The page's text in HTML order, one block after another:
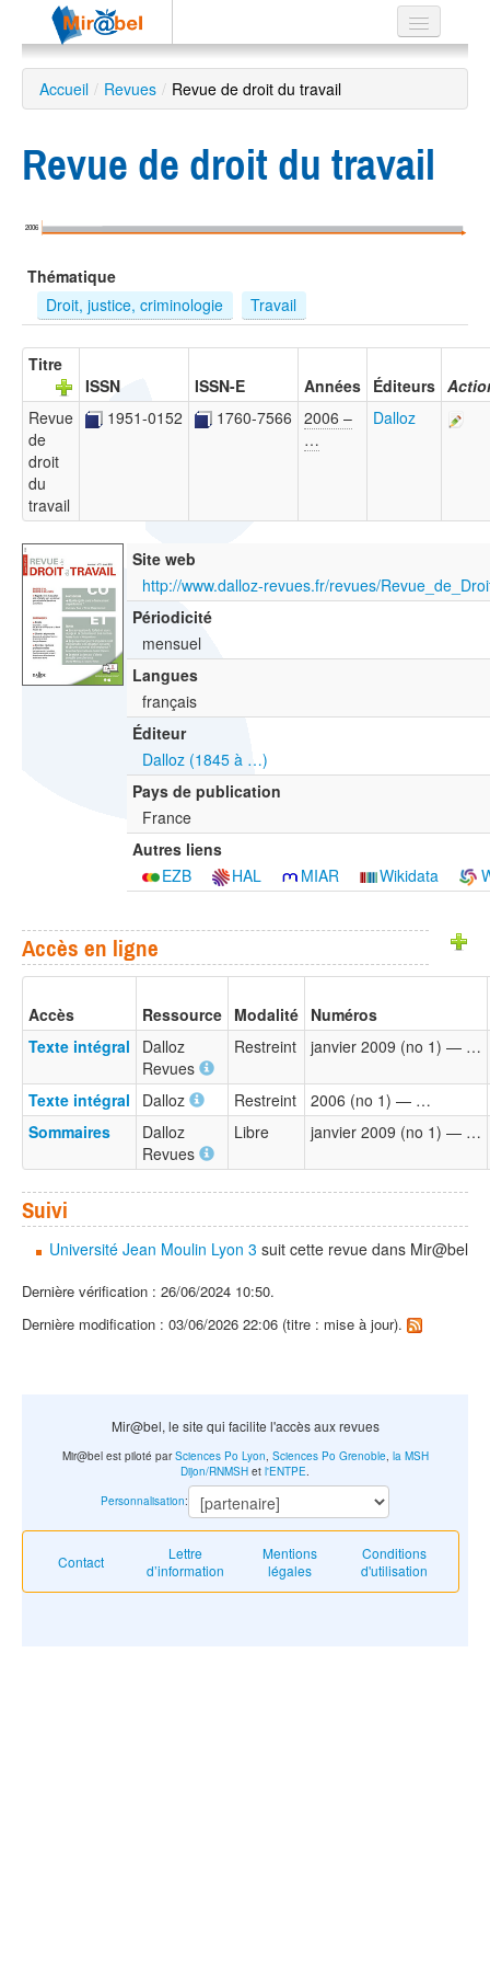
Le réseau
Soutien
Recherche
avancée
EN
ES
?
Accueil / Revues / Revue de droit du travail
Revue de droit du travail
2006
Thématique
Droit, justice, criminologie
Travail
Titre
ISSN
ISSN-E Années Éditeurs
Revue
de
droit
du
travail
1951-0152 1760-7566 2006 –
…
Dalloz
Site web
Périodicité
mensuel
Langues
français
Éditeur
Dalloz (1845 à …)
Pays de publication
France
Autres liens
EZB
HAL MIAR Wikidata
Accès en ligne
Accès Ressource Modalité Numéros
Texte intégral
Dalloz
Revues
Restreint janvier 2009 (no 1) — …
Texte intégral Dalloz Restreint
2006 (no 1) — …
Sommaires
Dalloz
Revues
Libre janvier 2009 (no 1) — …
Suivi
Université Jean Moulin Lyon 3 suit cette revue dans Mir@bel
Dernière vérification : 26/06/2024 10:50.
Dernière modification : 03/06/2026 22:06 (titre : mise à jour).
Mir@bel, le site qui facilite l'accès aux revues
Contact
Lettre
d’information
Mentions
légales
Conditions
d'utilisation
Mir@bel est piloté parSciences Po Lyon, Sciences Po Grenoble, la MSH
Dijon/RNMSH et l'ENTPE.
Personnalisation: